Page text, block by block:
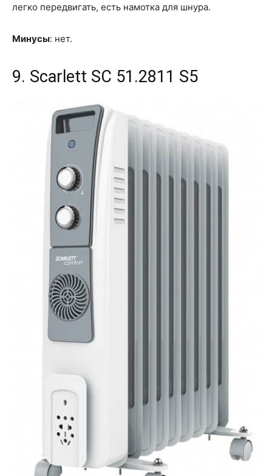
легко передвигать, есть намотка для шнура.
Минусы: нет.
9. Scarlett SC 51.2811 S5